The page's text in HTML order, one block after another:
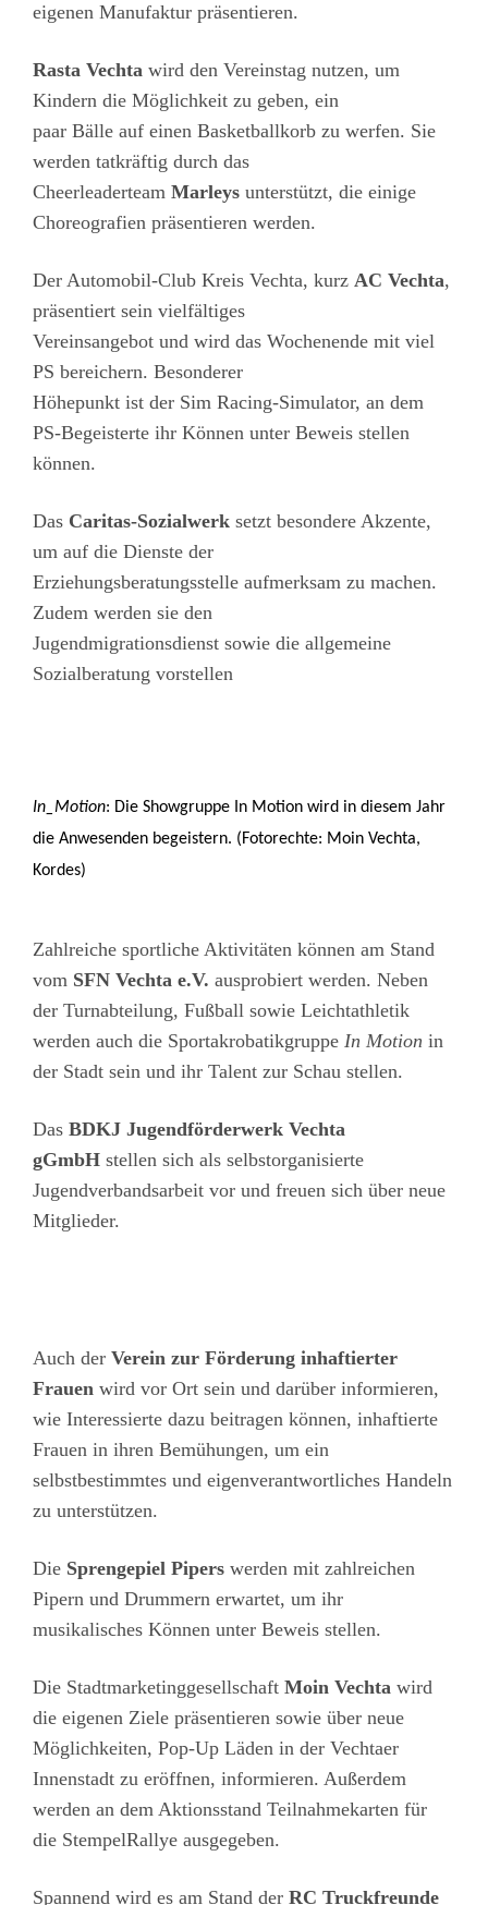
eigenen Manufaktur präsentieren.
Rasta Vechta wird den Vereinstag nutzen, um
Kindern die Möglichkeit zu geben, ein
paar Bälle auf einen Basketballkorb zu werfen. Sie
werden tatkräftig durch das
Cheerleaderteam Marleys unterstützt, die einige
Choreografien präsentieren werden.
Der Automobil-Club Kreis Vechta, kurz AC Vechta,
präsentiert sein vielfältiges
Vereinsangebot und wird das Wochenende mit viel
PS bereichern. Besonderer
Höhepunkt ist der Sim Racing-Simulator, an dem
PS-Begeisterte ihr Können unter Beweis stellen
können.
Das Caritas-Sozialwerk setzt besondere Akzente,
um auf die Dienste der
Erziehungsberatungsstelle aufmerksam zu machen.
Zudem werden sie den
Jugendmigrationsdienst sowie die allgemeine
Sozialberatung vorstellen
In_Motion: Die Showgruppe In Motion wird in diesem Jahr
die Anwesenden begeistern. (Fotorechte: Moin Vechta,
Kordes)
Zahlreiche sportliche Aktivitäten können am Stand
vom SFN Vechta e.V. ausprobiert werden. Neben
der Turnabteilung, Fußball sowie Leichtathletik
werden auch die Sportakrobatikgruppe In Motion in
der Stadt sein und ihr Talent zur Schau stellen.
Das BDKJ Jugendförderwerk Vechta
gGmbH stellen sich als selbstorganisierte
Jugendverbandsarbeit vor und freuen sich über neue
Mitglieder.
Auch der Verein zur Förderung inhaftierter
Frauen wird vor Ort sein und darüber informieren,
wie Interessierte dazu beitragen können, inhaftierte
Frauen in ihren Bemühungen, um ein
selbstbestimmtes und eigenverantwortliches Handeln
zu unterstützen.
Die Sprengepiel Pipers werden mit zahlreichen
Pipern und Drummern erwartet, um ihr
musikalisches Können unter Beweis stellen.
Die Stadtmarketinggesellschaft Moin Vechta wird
die eigenen Ziele präsentieren sowie über neue
Möglichkeiten, Pop-Up Läden in der Vechtaer
Innenstadt zu eröffnen, informieren. Außerdem
werden an dem Aktionsstand Teilnahmekarten für
die StempelRallye ausgegeben.
Spannend wird es am Stand der RC Truckfreunde